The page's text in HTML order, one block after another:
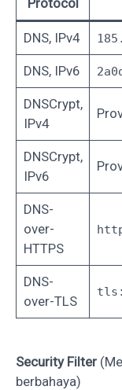
Protocol
DNS, IPv4
DNS, IPv6
DNSCrypt,
IPv4
DNSCrypt,
IPv6
DNS-
over-
HTTPS
DNS-
over-TLS
Security Filter
berbahaya‎‎)